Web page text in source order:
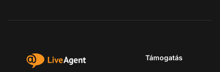
Támogatás